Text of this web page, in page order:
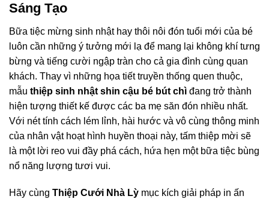
Sáng Tạo
Bữa tiệc mừng sinh nhật hay thôi nôi đón tuổi mới của bé
luôn cần những ý tưởng mới lạ để mang lại không khí tưng
bừng và tiếng cười ngập tràn cho cả gia đình cùng quan
khách. Thay vì những họa tiết truyền thống quen thuộc,
mẫu thiệp sinh nhật shin cậu bé bút chì đang trở thành
hiện tượng thiết kế được các ba mẹ săn đón nhiều nhất.
Với nét tính cách lém lỉnh, hài hước và vô cùng thông minh
của nhân vật hoạt hình huyền thoại này, tấm thiệp mời sẽ
là một lời reo vui đầy phá cách, hứa hẹn một bữa tiệc bùng
nổ năng lượng tươi vui.
Hãy cùng Thiệp Cưới Nhà Lỳ mục kích giải pháp in ấn